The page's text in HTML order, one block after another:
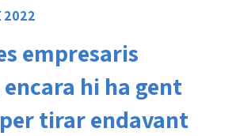
2022
empresaris
hi ha gent
tirar endavant